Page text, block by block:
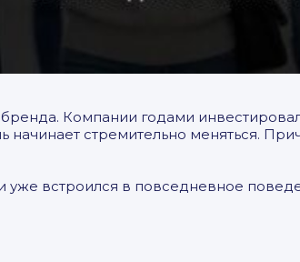
Компании годами
начинает стремительно меняться.
встроился в повседневное